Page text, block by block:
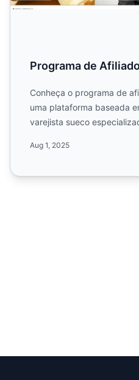
Programa de
Conheça o programa de
uma plataforma baseada
varejista sueco
Aug 1, 2025